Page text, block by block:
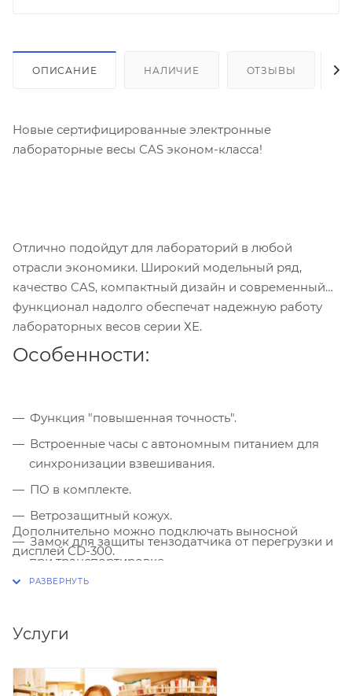
ОПИСАНИЕ НАЛИЧИЕ ОТЗЫВЫ
Новые сертифицированные электронные
лабораторные весы CAS эконом-класса!
Отлично подойдут для лабораторий в любой
отрасли экономики. Широкий модельный ряд,
качество CAS, компактный дизайн и современный
функционал надолго обеспечат надежную работу
лабораторных весов серии ХЕ.
Особенности:
Функция "повышенная точность".
Встроенные часы с автономным питанием для
синхронизации взвешивания.
ПО в комплекте.
Ветрозащитный кожух.
Замок для защиты тензодатчика от перегрузки и
при транспортировке.
Выбор интерфейса для принтера и компьютера.
Тактильные клавиши для четкого отклика .
Адаптер для работы от сети в комплекте.
Дополнительно можно подключать выносной
дисплей CD-300.
Услуги